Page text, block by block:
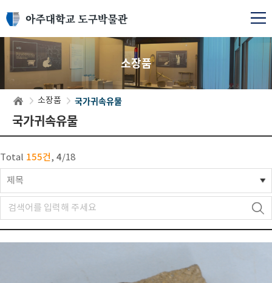
소장품
소장품 국가귀속유물
국가귀속유물
Total 155건, 4/18
제목